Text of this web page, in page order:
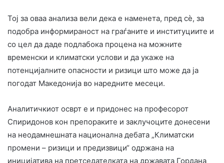
Тој за оваа анализа вели дека е наменета, пред сè, за
подобра информираност на граѓаните и институциите и
со цел да даде подлабока процена на можните
временски и климатски услови и да укаже на
потенцијалните опасности и ризици што може да ја
погодат Македонија во наредните месеци.
Аналитичкиот осврт е и придонес на професорот
Спиридонов кон препораките и заклучоците донесени
на неодамнешната национална дебата „Климатски
промени – ризици и предизвици“ одржана на
иницијатива на претседателката на државата Гордана